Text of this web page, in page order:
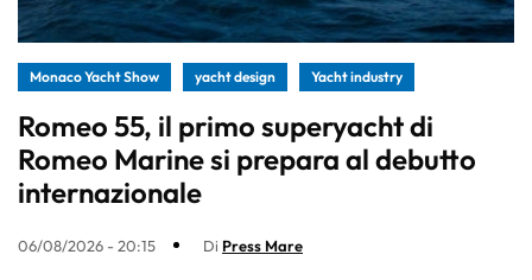
Monaco Yacht Show yacht design Yacht industry
Romeo 55, il primo superyacht di
Romeo Marine si prepara al debutto
internazionale
06/08/2026 - 20:15 Di Press Mare